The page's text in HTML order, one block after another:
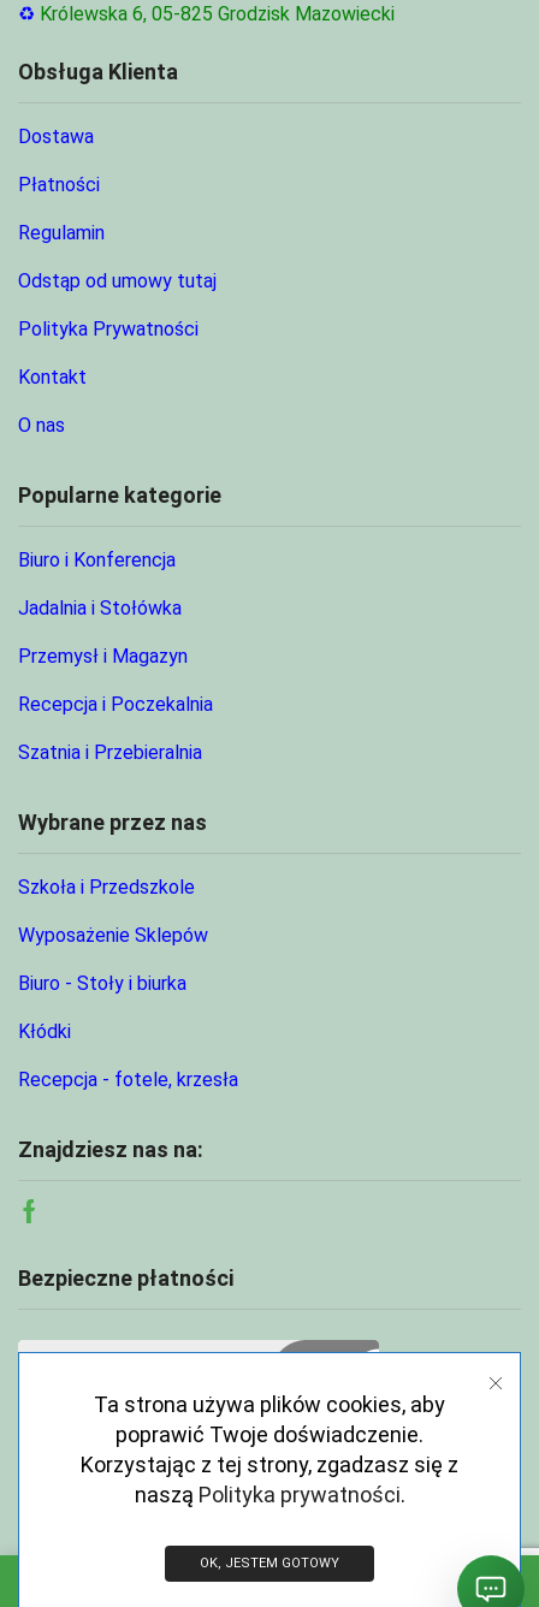
♻ Królewska 6, 05-825 Grodzisk Mazowiecki
Obsługa Klienta
Dostawa
Płatności
Regulamin
Odstąp od umowy tutaj
Polityka Prywatności
Kontakt
O nas
Popularne kategorie
Biuro i Konferencja
Jadalnia i Stołówka
Przemysł i Magazyn
Recepcja i Poczekalnia
Szatnia i Przebieralnia
Wybrane przez nas
Szkoła i Przedszkole
Wyposażenie Sklepów
Biuro - Stoły i biurka
Kłódki
Recepcja - fotele, krzesła
Znajdziesz nas na:
Facebook
Bezpieczne płatności
Ta strona używa plików cookies, aby
poprawić Twoje doświadczenie.
Korzystając z tej strony, zgadzasz się z
naszą Polityka prywatności.
OK, JESTEM GOTOWY